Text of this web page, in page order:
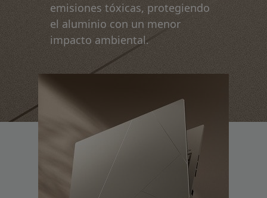
emisiones tóxicas, protegiendo
el aluminio con un menor
impacto ambiental.